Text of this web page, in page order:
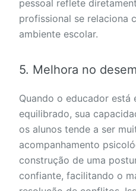
pessoal reflete
profissional se relaciona
ambiente escolar.
5. Melhora no
Quando o educador está
equilibrado, sua
os alunos tende a ser
acompanhamento
construção de uma
confiante, facilitando o